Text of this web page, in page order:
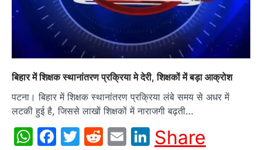
बिहार में शिक्षक स्थानांतरण प्रक्रिया मे देरी, शिक्षकों में बड़ा आक्रोश
पटना। बिहार में शिक्षक स्थानांतरण प्रक्रिया लंबे समय से अधर में
लटकी हुई है, जिससे लाखों शिक्षकों में नाराजगी बढ़ती…
WhatsApp
Facebook
Twitter
Reddit
EmailLinkedIn
Share